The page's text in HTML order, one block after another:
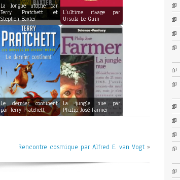
La longue utopie par
Terry Pratchett et
Stephen Baxter
L’ultime rivage par
Ursula Le Guin
Le dernier continent
par Terry Pratchett
La jungle nue par
Philip José Farmer
Rencontre cosmique par Alfred E. van Vogt »